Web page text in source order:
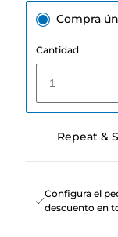
Compra
Cantidad
1
Repeat &
Configura el
descuento en